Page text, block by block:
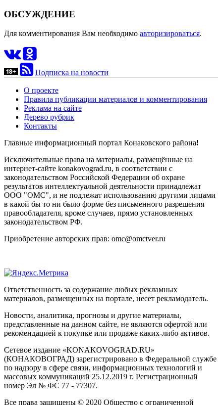
ОБСУЖДЕНИЕ
Для комментирования Вам необходимо авторизироваться.
Подписка на новости
О проекте
Правила публикации материалов и комментирования
Реклама на сайте
Дерево рубрик
Контакты
Главные информационный портал Конаковского района!
Исключительные права на материалы, размещённые на
интернет-сайте konakovograd.ru, в соответствии с
законодательством Российской Федерации об охране
результатов интеллектуальной деятельности принадлежат
ООО "ОМС", и не подлежат использованию другими лицами
в какой бы то ни было форме без письменного разрешения
правообладателя, кроме случаев, прямо установленных
законодательством РФ.
Приобретение авторских прав: omc@omctver.ru
Ответственность за содержание любых рекламных
материалов, размещенных на портале, несет рекламодатель.
Новости, аналитика, прогнозы и другие материалы,
представленные на данном сайте, не являются офертой или
рекомендацией к покупке или продаже каких-либо активов.
Сетевое издание «KONAKOVOGRAD.RU»
(КОНАКОВОГРАД) зарегистрировано в Федеральной службе
по надзору в сфере связи, информационных технологий и
массовых коммуникаций 25.12.2019 г. Регистрационный
номер Эл № ФС 77 - 77307.
Все права защищены © 2020 Общество с ограниченной